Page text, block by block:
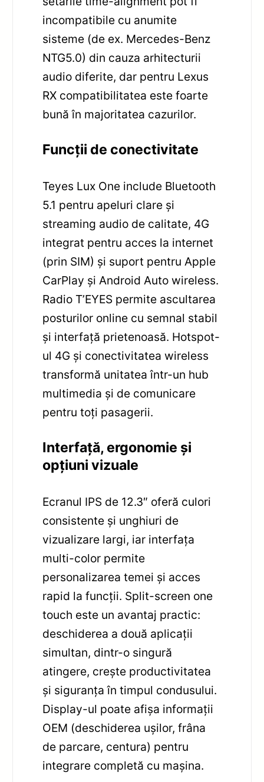
incompatibile cu anumite
sisteme (de ex. Mercedes-Benz
NTG5.0) din cauza arhitecturii
audio diferite, dar pentru Lexus
RX compatibilitatea este foarte
bună în majoritatea cazurilor.
Funcții de conectivitate
Teyes Lux One include Bluetooth
5.1 pentru apeluri clare și
streaming audio de calitate, 4G
integrat pentru acces la internet
(prin SIM) și suport pentru Apple
CarPlay și Android Auto wireless.
Radio T’EYES permite ascultarea
posturilor online cu semnal stabil
și interfață prietenoasă. Hotspot-
ul 4G și conectivitatea wireless
transformă unitatea într-un hub
multimedia și de comunicare
pentru toți pasagerii.
Interfață, ergonomie și
opțiuni vizuale
Ecranul IPS de 12.3″ oferă culori
consistente și unghiuri de
vizualizare largi, iar interfața
multi-color permite
personalizarea temei și acces
rapid la funcții. Split-screen one
touch este un avantaj practic:
deschiderea a două aplicații
simultan, dintr-o singură
atingere, crește productivitatea
și siguranța în timpul condusului.
Display-ul poate afișa informații
OEM (deschiderea ușilor, frâna
de parcare, centura) pentru
integrare completă cu mașina.